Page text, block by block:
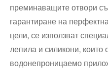
преминаващите отвори
гарантиране на
цели, се използват⁣
лепила и силикони, които‌
водонепроницаемо